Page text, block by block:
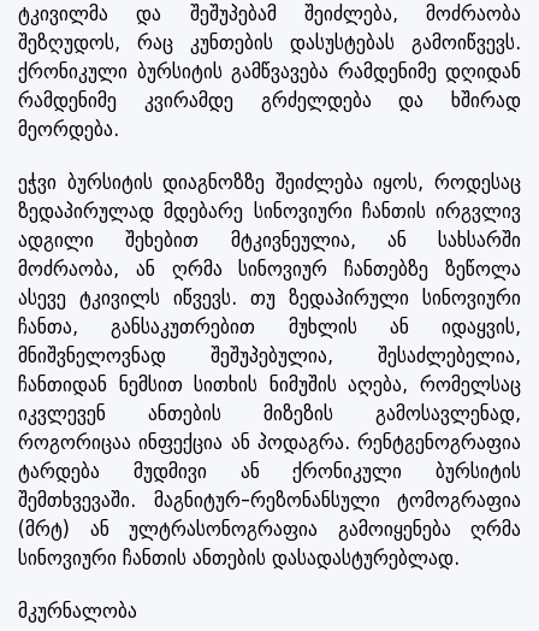
ტკივილმა და შეშუპებამ შეიძლება, მოძრაობა
შეზღუდოს, რაც კუნთების დასუსტებას გამოიწვევს.
ქრონიკული ბურსიტის გამწვავება რამდენიმე დღიდან
რამდენიმე კვირამდე გრძელდება და ხშირად
მეორდება.
ეჭვი ბურსიტის დიაგნოზზე შეიძლება იყოს, როდესაც
ზედაპირულად მდებარე სინოვიური ჩანთის ირგვლივ
ადგილი შეხებით მტკივნეულია, ან სახსარში
მოძრაობა, ან ღრმა სინოვიურ ჩანთებზე ზეწოლა
ასევე ტკივილს იწვევს. თუ ზედაპირული სინოვიური
ჩანთა, განსაკუთრებით მუხლის ან იდაყვის,
მნიშვნელოვნად შეშუპებულია, შესაძლებელია,
ჩანთიდან ნემსით სითხის ნიმუშის აღება, რომელსაც
იკვლევენ ანთების მიზეზის გამოსავლენად,
როგორიცაა ინფექცია ან პოდაგრა. რენტგენოგრაფია
ტარდება მუდმივი ან ქრონიკული ბურსიტის
შემთხვევაში. მაგნიტურ-რეზონანსული ტომოგრაფია
(მრტ) ან ულტრასონოგრაფია გამოიყენება ღრმა
სინოვიური ჩანთის ანთების დასადასტურებლად.
მკურნალობა